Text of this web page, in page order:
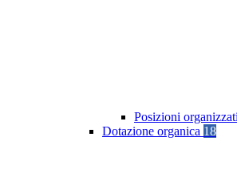
Posizioni
Dotazione organica 18